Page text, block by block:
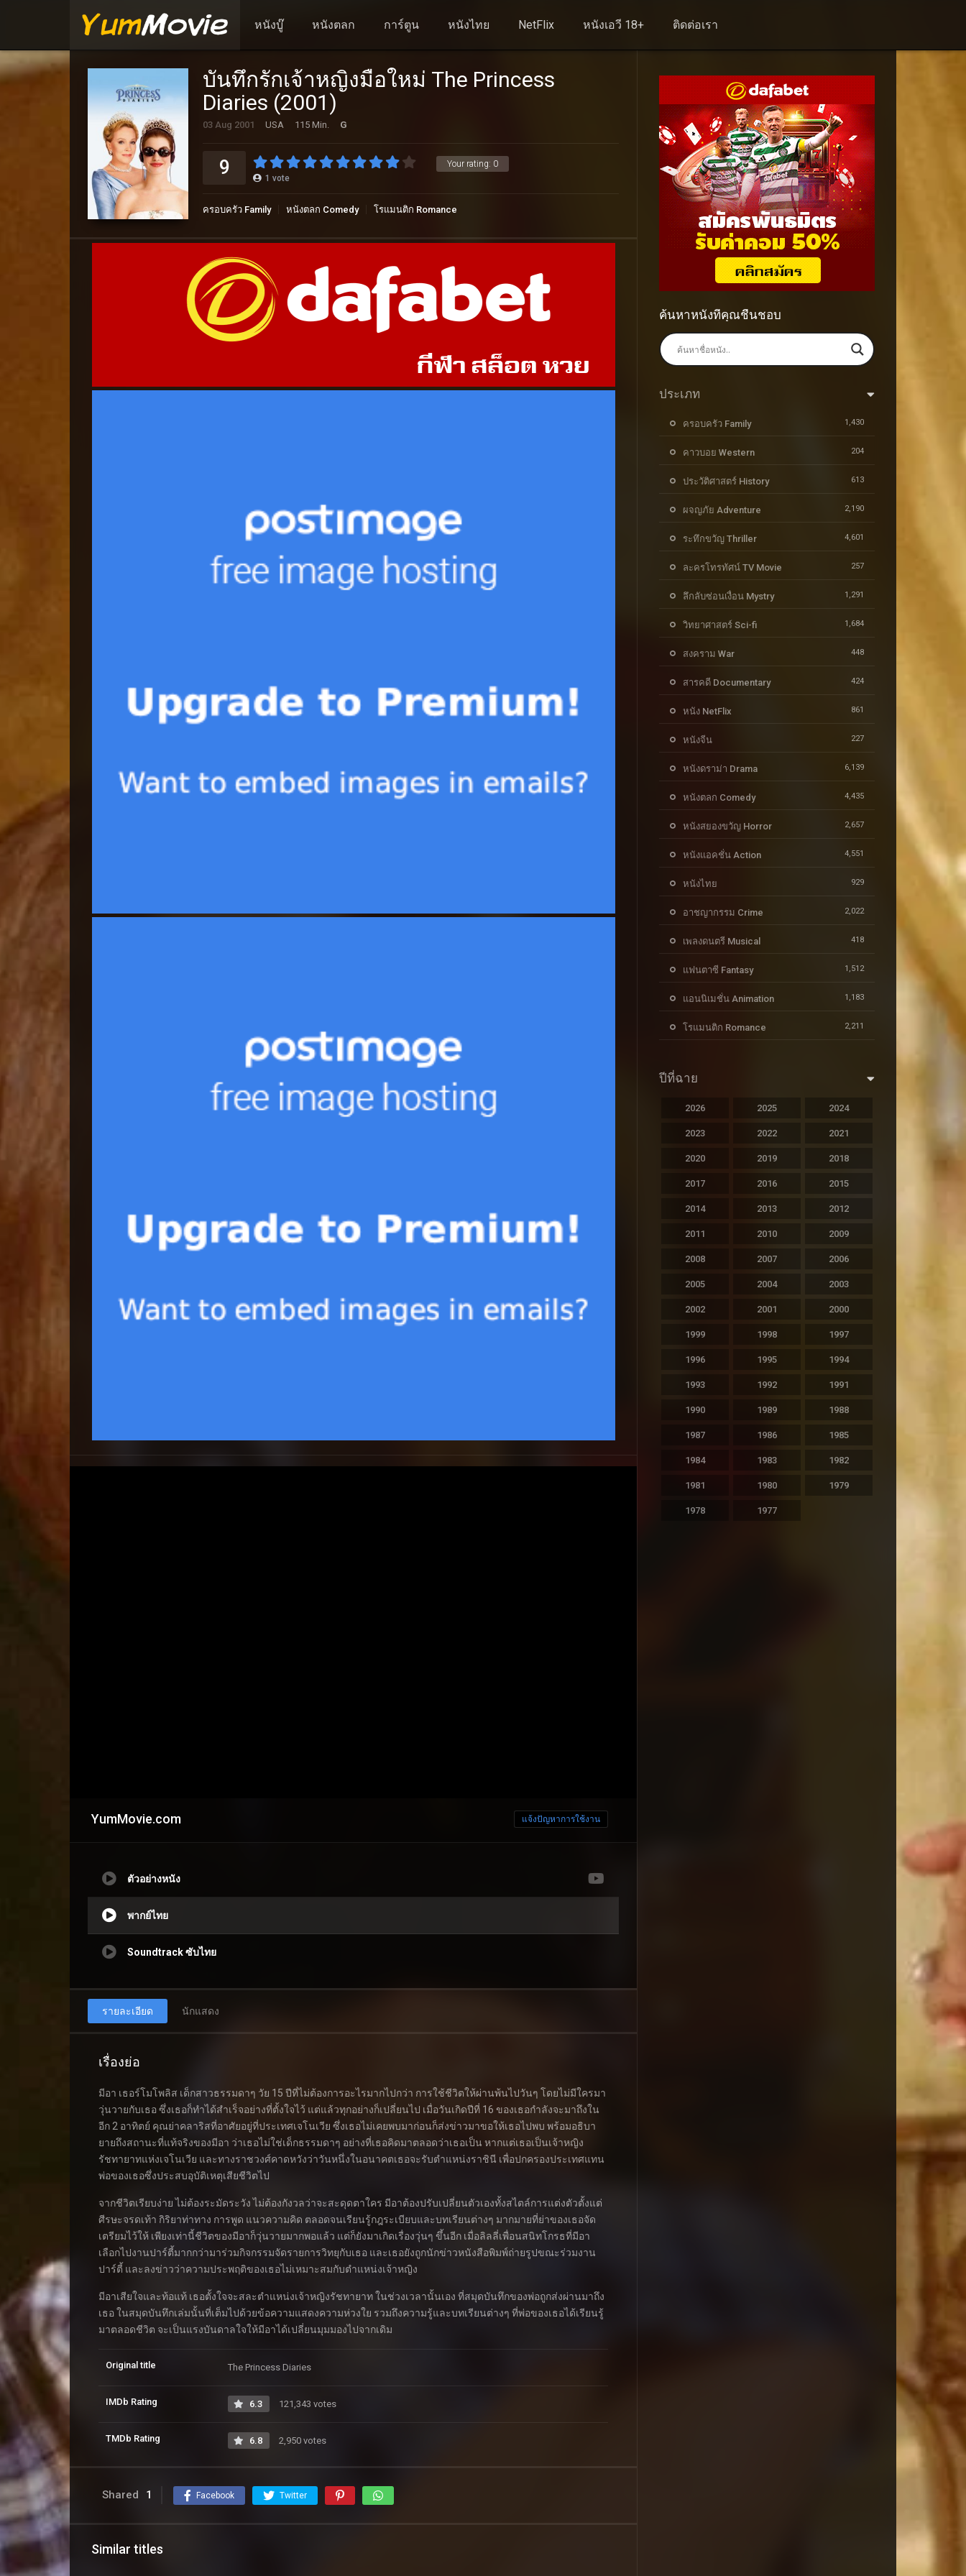
หนังบู๊ หนังตลก การ์ตูน หนังไทย NetFlix หนังเอวี 18+ ติดต่อเรา
บันทึกรักเจ้าหญิงมือใหม่ The Princess
Diaries (2001)
03 Aug 2001 USA 115 Min. G
Your rating: 0
9 1 vote
ครอบครัว Family หนังตลก Comedy โรแมนติก Romance
YumMovie.com แจ้งปัญหาการใช้งาน
ตัวอย่างหนัง
พากย์ไทย
Soundtrack ซับไทย
รายละเอียด นักแสดง
เรื่องย่อ
มีอา เธอร์โมโพลิส เด็กสาวธรรมดาๆ วัย 15 ปีที่ไม่ต้องการอะไรมากไปกว่า การใช้ชีวิตให้ผ่านพ้นไปวันๆ โดยไม่มีใครมา
วุ่นวายกับเธอ ซึ่งเธอก็ทำได้สำเร็จอย่างที่ตั้งใจไว้ แต่แล้วทุกอย่างก็เปลี่ยนไป เมื่อวันเกิดปีที่ 16 ของเธอกำลังจะมาถึงใน
อีก 2 อาทิตย์ คุณย่าคลาริสที่อาศัยอยู่ที่ประเทศเจโนเวีย ซึ่งเธอไม่เคยพบมาก่อนก็ส่งข่าวมาขอให้เธอไปพบ พร้อมอธิบา
ยายถึงสถานะที่แท้จริงของมีอา ว่าเธอไม่ใช่เด็กธรรมดาๆ อย่างที่เธอคิดมาตลอดว่าเธอเป็น หากแต่เธอเป็นเจ้าหญิง
รัชทายาทแห่งเจโนเวีย และทางราชวงศ์คาดหวังว่าวันหนึ่งในอนาคตเธอจะรับตำแหน่งราชินี เพื่อปกครองประเทศแทน
พ่อของเธอซึ่งประสบอุบัติเหตุเสียชีวิตไป
จากชีวิตเรียบง่าย ไม่ต้องระมัดระวัง ไม่ต้องกังวลว่าจะสะดุดตาใคร มีอาต้องปรับเปลี่ยนตัวเองทั้งสไตล์การแต่งตัวตั้งแต่
ศีรษะจรดเท้า กิริยาท่าทาง การพูด แนวความคิด ตลอดจนเรียนรู้กฎระเบียบและบทเรียนต่างๆ มากมายที่ย่าของเธอจัด
เตรียมไว้ให้ เพียงเท่านี้ชีวิตของมีอาก็วุ่นวายมากพอแล้ว แต่ก็ยังมาเกิดเรื่องวุ่นๆ ขึ้นอีก เมื่อลิลลี่เพื่อนสนิทโกรธที่มีอา
เลือกไปงานปาร์ตี้มากกว่ามาร่วมกิจกรรมจัดรายการวิทยุกับเธอ และเธอยังถูกนักข่าวหนังสือพิมพ์ถ่ายรูปขณะร่วมงาน
ปาร์ตี้ และลงข่าวว่าความประพฤติของเธอไม่เหมาะสมกับตำแหน่งเจ้าหญิง
มีอาเสียใจและท้อแท้ เธอตั้งใจจะสละตำแหน่งเจ้าหญิงรัชทายาท ในช่วงเวลานั้นเอง ที่สมุดบันทึกของพ่อถูกส่งผ่านมาถึง
เธอ ในสมุดบันทึกเล่มนั้นที่เต็มไปด้วยข้อความแสดงความห่วงใย รวมถึงความรู้และบทเรียนต่างๆ ที่พ่อของเธอได้เรียนรู้
มาตลอดชีวิต จะเป็นแรงบันดาลใจให้มีอาได้เปลี่ยนมุมมองไปจากเดิม
Original title The Princess Diaries
IMDb Rating 6.3 121,343 votes
TMDb Rating 6.8 2,950 votes
Shared 1 Facebook Twitter
Similar titles
ค้นหาหนังที่คุณชื่นชอบ
ประเภท
ครอบครัว Family 1,430
คาวบอย Western 204
ประวัติศาสตร์ History 613
ผจญภัย Adventure 2,190
ระทึกขวัญ Thriller 4,601
ละครโทรทัศน์ TV Movie 257
ลึกลับซ่อนเงื่อน Mystry 1,291
วิทยาศาสตร์ Sci-fi 1,684
สงคราม War 448
สารคดี Documentary 424
หนัง NetFlix 861
หนังจีน 227
หนังดราม่า Drama 6,139
หนังตลก Comedy 4,435
หนังสยองขวัญ Horror 2,657
หนังแอคชั่น Action 4,551
หนังไทย 929
อาชญากรรม Crime 2,022
เพลงดนตรี Musical 418
แฟนตาซี Fantasy 1,512
แอนนิเมชั่น Animation 1,183
โรแมนติก Romance 2,211
ปีที่ฉาย
2026 2025 2024
2023 2022 2021
2020 2019 2018
2017 2016 2015
2014 2013 2012
2011 2010 2009
2008 2007 2006
2005 2004 2003
2002 2001 2000
1999 1998 1997
1996 1995 1994
1993 1992 1991
1990 1989 1988
1987 1986 1985
1984 1983 1982
1981 1980 1979
1978 1977